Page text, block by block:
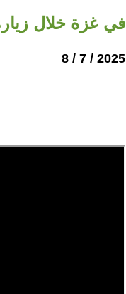
في غزة خلال
2025 / 7 / 8